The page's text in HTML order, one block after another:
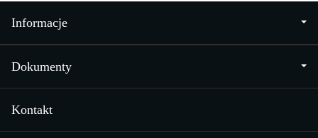
Informacje
Dokumenty
Kontakt